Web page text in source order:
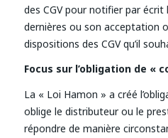
des CGV pour notifier par
dernières ou son acceptation
dispositions des CGV qu’il
Focus sur l’obligation de «
La « Loi Hamon » a créé
oblige le distributeur ou le
répondre de manière